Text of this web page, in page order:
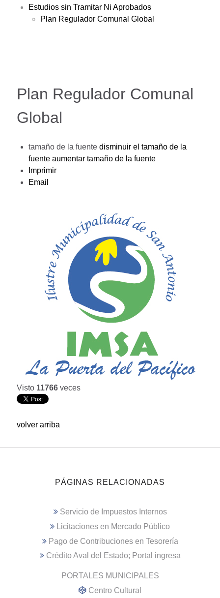
Estudios sin Tramitar Ni Aprobados
Plan Regulador Comunal Global
Plan Regulador Comunal
Global
tamaño de la fuente disminuir el tamaño de la
fuente aumentar tamaño de la fuente
Imprimir
Email
Visto 11766 veces
volver arriba
PÁGINAS RELACIONADAS
Servicio de Impuestos Internos
Licitaciones en Mercado Público
Pago de Contribuciones en Tesorería
Crédito Aval del Estado; Portal ingresa
PORTALES MUNICIPALES
Centro Cultural